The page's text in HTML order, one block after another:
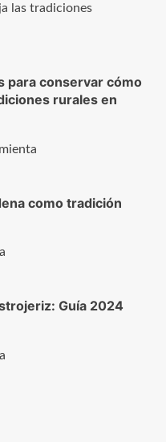
para conservar cómo
rurales en
como tradición
Guía 2024